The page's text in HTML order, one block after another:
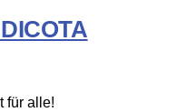
für alle!